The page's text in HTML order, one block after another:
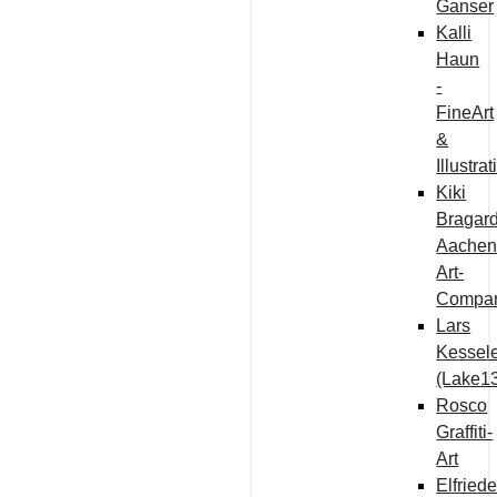
Ganser
Kalli
Haun
-
FineArt
&
Kiki
Art-
Lars
Rosco
Graffiti-
Art
Elfriede